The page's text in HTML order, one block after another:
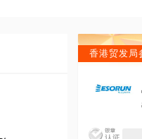
香港贸发局